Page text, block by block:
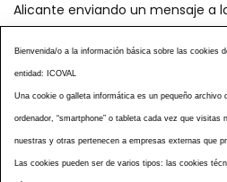
Alicante enviando un mensaje a
secretaria@icoval.org
¿SABÍAS QUÉ?
CENTROS VETERINARIOS
TABLÓN
CURSOS Y EVENTOS
TÉRMINOS Y
ESPECIAL COVID 19
Bienvenida/o a la información básica sobre las cookies
entidad: ICOVAL
Una cookie o galleta informática es un pequeño archivo
ordenador, “smartphone” o tableta cada vez que
nuestras y otras pertenecen a empresas externas que
Las cookies pueden ser de varios tipos: las cookies